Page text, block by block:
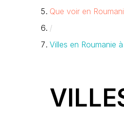
Que voir en
/
Villes en Roumanie